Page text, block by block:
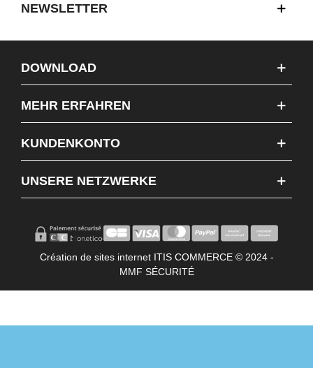
NEWSLETTER
DOWNLOAD
MEHR ERFAHREN
KUNDENKONTO
UNSERE NETZWERKE
Création de sites internet ITIS COMMERCE © 2024 -
MMF SÉCURITÉ